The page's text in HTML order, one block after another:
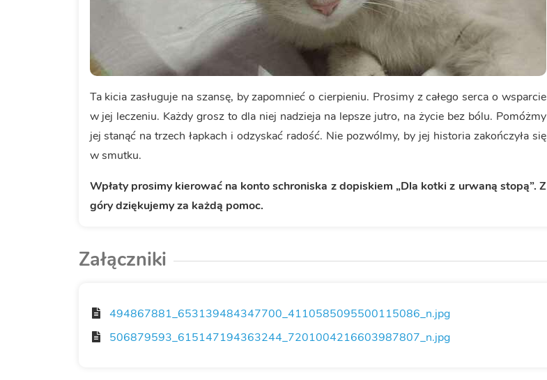
Ta kicia zasługuje na szansę, by zapomnieć o cierpieniu. Prosimy z całego serca o wsparcie
w jej leczeniu. Każdy grosz to dla niej nadzieja na lepsze jutro, na życie bez bólu. Pomóżmy
jej stanąć na trzech łapkach i odzyskać radość. Nie pozwólmy, by jej historia zakończyła się
w smutku.
Wpłaty prosimy kierować na konto schroniska z dopiskiem „Dla kotki z urwaną stopą”. Z
góry dziękujemy za każdą pomoc.
Załączniki
494867881_653139484347700_4110585095500115086_n.jpg
506879593_615147194363244_7201004216603987807_n.jpg